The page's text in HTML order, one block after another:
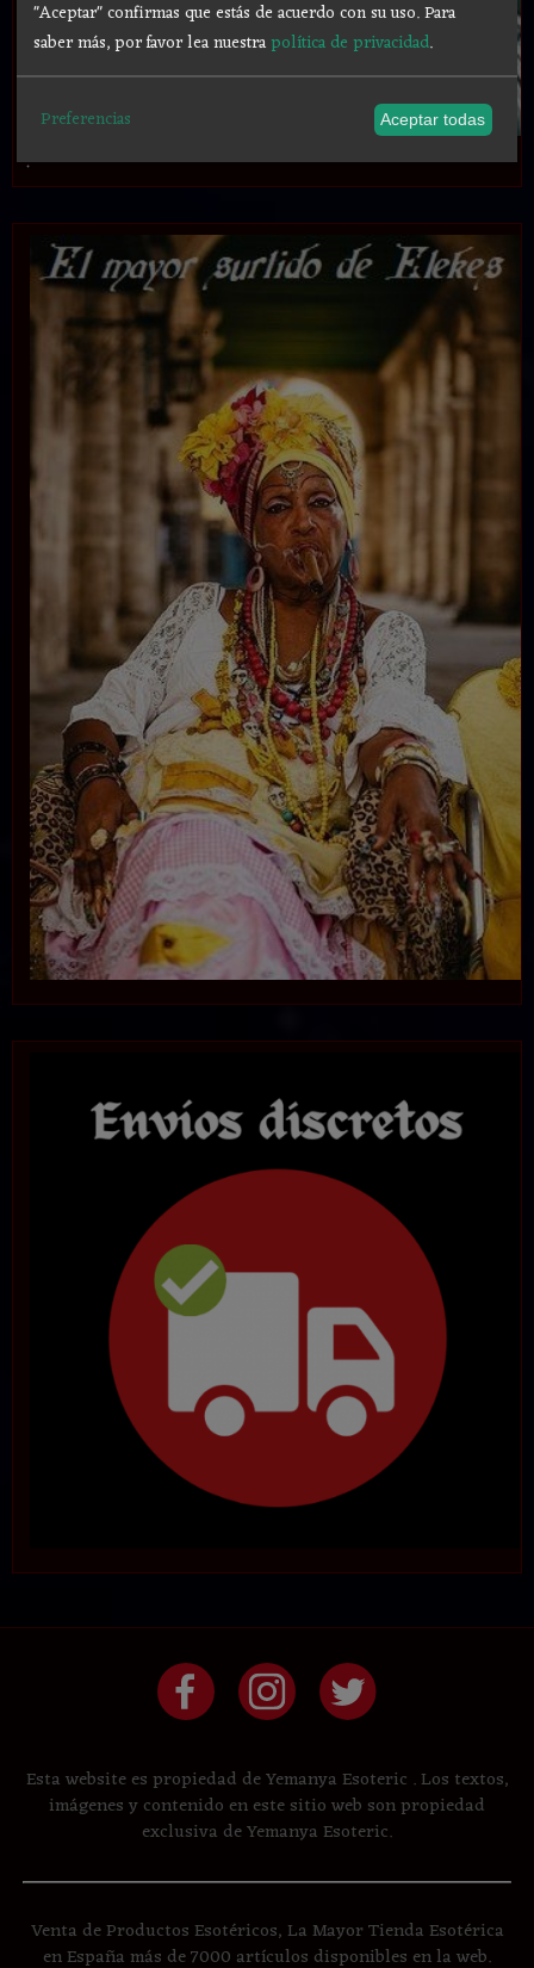
.
Esta website es propiedad de Yemanya Esoteric . Los textos,
imágenes y contenido en este sitio web son propiedad
exclusiva de Yemanya Esoteric.
Venta de Productos Esotéricos, La Mayor Tienda Esotérica
en España más de 7000 artículos disponibles en la web.
"Aceptar" confirmas que estás de acuerdo con su uso.Para
saber más, por favor lea nuestrapolítica de privacidad.
Preferencias Aceptar todas